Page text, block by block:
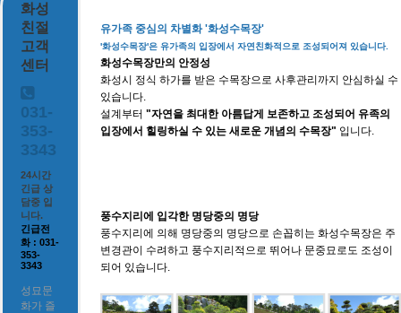
유가족 중심의 차별화 '화성수목장'
'화성수목장'은 유가족의 입장에서 자연친화적으로 조성되어져 있습니다.
화성수목장만의 안정성
화성시 정식 하가를 받은 수목장으로 사후관리까지 안심하실 수
있습니다.
설계부터 "자연을 최대한 아름답게 보존하고 조성되어 유족의
입장에서 힐링하실 수 있는 새로운 개념의 수목장" 입니다.
풍수지리에 입각한 명당중의 명당
풍수지리에 의해 명당중의 명당으로 손꼽히는 화성수목장은 주
변경관이 수려하고 풍수지리적으로 뛰어나 문중묘로도 조성이
되어 있습니다.
화성
친절
고객
센터
031-
353-
3343
24시간
긴급 상
담중 입
니다.
긴급전
화 : 031-
353-
3343
성묘문
화가 즐